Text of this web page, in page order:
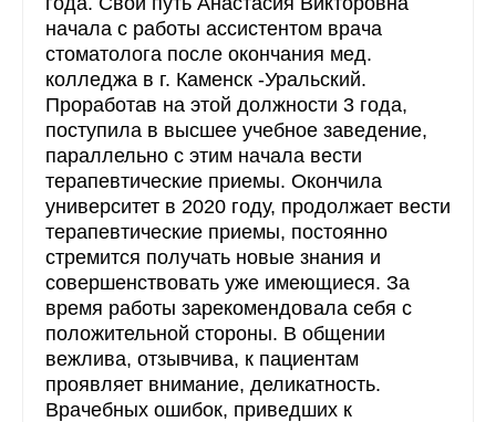
начала с работы ассистентом врача
стоматолога после окончания мед.
колледжа в г. Каменск -Уральский.
Проработав на этой должности 3 года,
поступила в высшее учебное заведение,
параллельно с этим начала вести
терапевтические приемы. Окончила
университет в 2020 году, продолжает вести
терапевтические приемы, постоянно
стремится получать новые знания и
совершенствовать уже имеющиеся. За
время работы зарекомендовала себя с
положительной стороны. В общении
вежлива, отзывчива, к пациентам
проявляет внимание, деликатность.
Врачебных ошибок, приведших к